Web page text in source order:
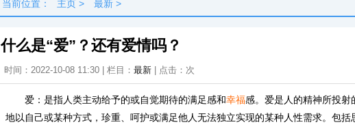
当前位置： 主页 > 最新 >
什么是“爱”？还有爱情吗？
时间：2022-10-08 11:30 | 栏目： 最新 | 点击： 次
爱：是指人类主动给予的或自觉期待的满足感和幸福感。爱是人的精神所投
地以自己或某种方式，珍重、呵护或满足他人无法独立实现的某种人性需求。包